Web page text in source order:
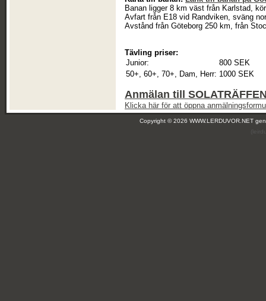
Banan ligger 8 km väst från Karlstad,
Avfart från E18 vid Randviken, sväng
Avstånd från Göteborg 250 km, från
Tävling priser:
Junior:
800 SEK
50+, 60+, 70+, Dam, Herr: 1000 SEK
Anmälan till
Klicka här för att öppna
Copyright © 2026 WWW.LERDUVOR.NET